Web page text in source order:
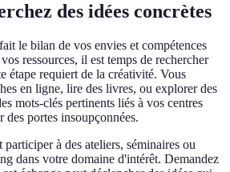
des idées concrètes
le bilan de vos envies et compétences
ressources, il est temps de rechercher
étape requiert de la créativité. Vous
en ligne, lire des livres, ou explorer des
mots-clés pertinents liés à vos centres
portes insoupçonnées.
à des ateliers, séminaires ou
dans votre domaine d'intérêt. Demandez